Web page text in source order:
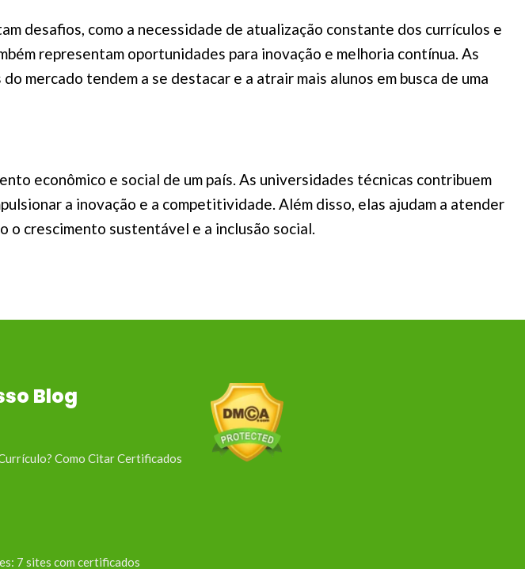
desafios, como a necessidade de atualização constante dos currículos e
representam oportunidades para inovação e melhoria contínua. As
mercado tendem a se destacar e a atrair mais alunos em busca de uma
econômico e social de um país. As universidades técnicas contribuem
a inovação e a competitividade. Além disso, elas ajudam a atender
o crescimento sustentável e a inclusão social.
Blog
Como Citar Certificados
7 sites com certificados